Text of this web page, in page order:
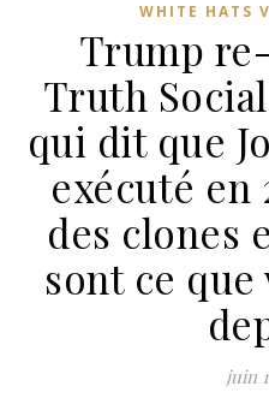
WHITE HATS
Trump
Truth
qui dit que
exécuté en
des clones
sont ce que
juin